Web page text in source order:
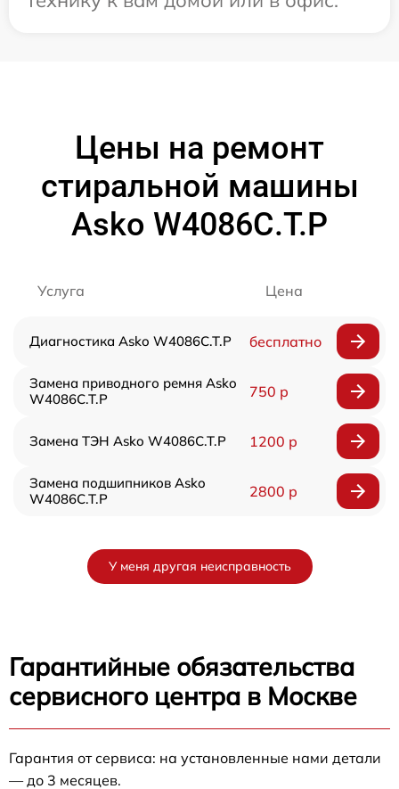
Цены на ремонт
стиральной машины
Asko W4086C.T.P
Услуга Цена
Диагностика Asko W4086C.T.P бесплатно
Замена приводного ремня Asko
W4086C.T.P
750 р
Замена ТЭН Asko W4086C.T.P 1200 р
Замена подшипников Asko
W4086C.T.P
2800 р
У меня другая неисправность
Гарантийные обязательства
сервисного центра в Москве
Гарантия от сервиса: на установленные нами детали
— до 3 месяцев.